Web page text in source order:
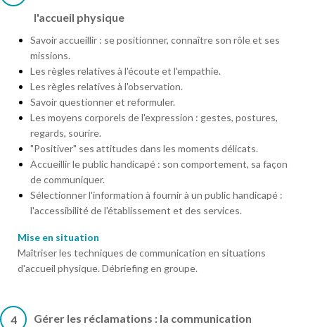
l'accueil physique
Savoir accueillir : se positionner, connaître son rôle et ses
missions.
Les règles relatives à l'écoute et l'empathie.
Les règles relatives à l'observation.
Savoir questionner et reformuler.
Les moyens corporels de l'expression : gestes, postures,
regards, sourire.
"Positiver" ses attitudes dans les moments délicats.
Accueillir le public handicapé : son comportement, sa façon
de communiquer.
Sélectionner l'information à fournir à un public handicapé :
l'accessibilité de l'établissement et des services.
Mise en situation
Maîtriser les techniques de communication en situations
d'accueil physique. Débriefing en groupe.
4
Gérer les réclamations : la communication